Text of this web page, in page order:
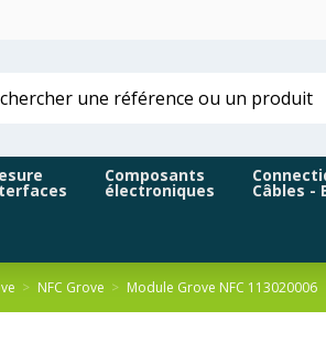
Composants
électroniques Câbles -
NFC Grove Module Grove NFC 113020006